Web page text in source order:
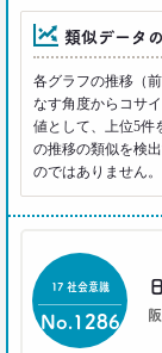
たこ焼
好きな
–日経ク
生活総研
夏山 明美
2021.02.09
生活総研 上
前沢 裕文
2021.02.09
類似データ
各グラフの推移（
なす角度からコサ
値として、上位5件
の推移の類似を検
のではありません。
17 社会意識
No.1286